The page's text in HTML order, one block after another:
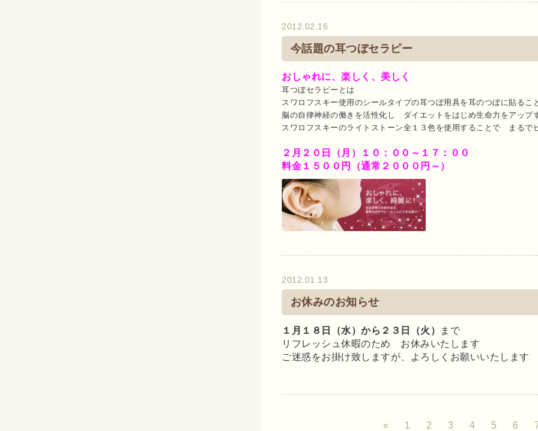
2012.02.16
今話題の耳つぼセラピー
おしゃれに、楽しく、美しく
耳つぼセラピーとは
スワロフスキー使用のシールタイプの耳つぼ用具を耳のつぼに貼るこ
脳の自律神経の働きを活性化し ダイエットをはじめ生命力をアップ
スワロフスキーのライトストーン全１３色を使用することで まるで
２月２０日（月）１０：００～１７：００
料金１５００円（通常２０００円～）
2012.01.13
お休みのお知らせ
１月１８日（水）から２３日（火）
まで
リフレッシュ休暇のため お休みいたします
ご迷惑をお掛け致しますが、よろしくお願いいたします
« 1 2 3 4 5 6